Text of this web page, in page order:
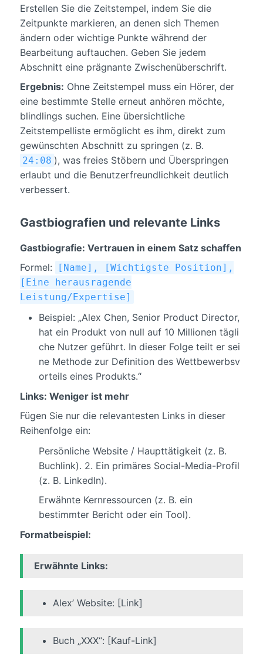
Erstellen Sie die Zeitstempel, indem Sie die
Zeitpunkte markieren, an denen sich Themen
ändern oder wichtige Punkte während der
Bearbeitung auftauchen. Geben Sie jedem
Abschnitt eine prägnante Zwischenüberschrift.
Ergebnis: Ohne Zeitstempel muss ein Hörer, der
eine bestimmte Stelle erneut anhören möchte,
blindlings suchen. Eine übersichtliche
Zeitstempelliste ermöglicht es ihm, direkt zum
gewünschten Abschnitt zu springen (z. B.
24:08 ), was freies Stöbern und Überspringen
erlaubt und die Benutzerfreundlichkeit deutlich
verbessert.
Gastbiografien und relevante Links
Gastbiografie: Vertrauen in einem Satz schaffen
Formel:
[Name], [Wichtigste Position],
[Eine herausragende
Leistung/Expertise]
Beispiel: „Alex Chen, Senior Product Director,
hat ein Produkt von null auf 10 Millionen tägli
che Nutzer geführt. In dieser Folge teilt er sei
ne Methode zur Definition des Wettbewerbsv
orteils eines Produkts.“
Links: Weniger ist mehr
Fügen Sie nur die relevantesten Links in dieser
Reihenfolge ein:
Persönliche Website / Haupttätigkeit (z. B.
Buchlink). 2. Ein primäres Social-Media-Profil
(z. B. LinkedIn).
Erwähnte Kernressourcen (z. B. ein
bestimmter Bericht oder ein Tool).
Formatbeispiel:
Erwähnte Links:
Alex’ Website: [Link]
Buch „XXX“: [Kauf-Link]